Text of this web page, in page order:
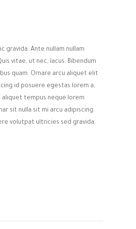
gravida. Ante nullam nullam
vitae, ut nec, lacus. Bibendum
quam. Ornare arcu aliquet elit
id posuere egestas lorem a,
aliquet tempus neque lorem
sit nulla sit mi arcu adipiscing.
volutpat ultricies sed gravida.